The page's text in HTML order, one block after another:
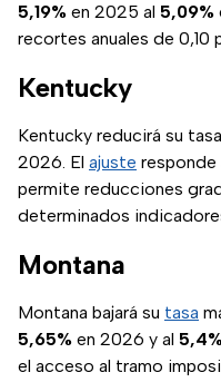
5,19% en 2025 al 5,09%
recortes anuales de 0,10
Kentucky
Kentucky reducirá su
2026. El ajuste responde
permite reducciones
determinados
Montana
Montana bajará su tasa
5,65% en 2026 y al
el acceso al tramo